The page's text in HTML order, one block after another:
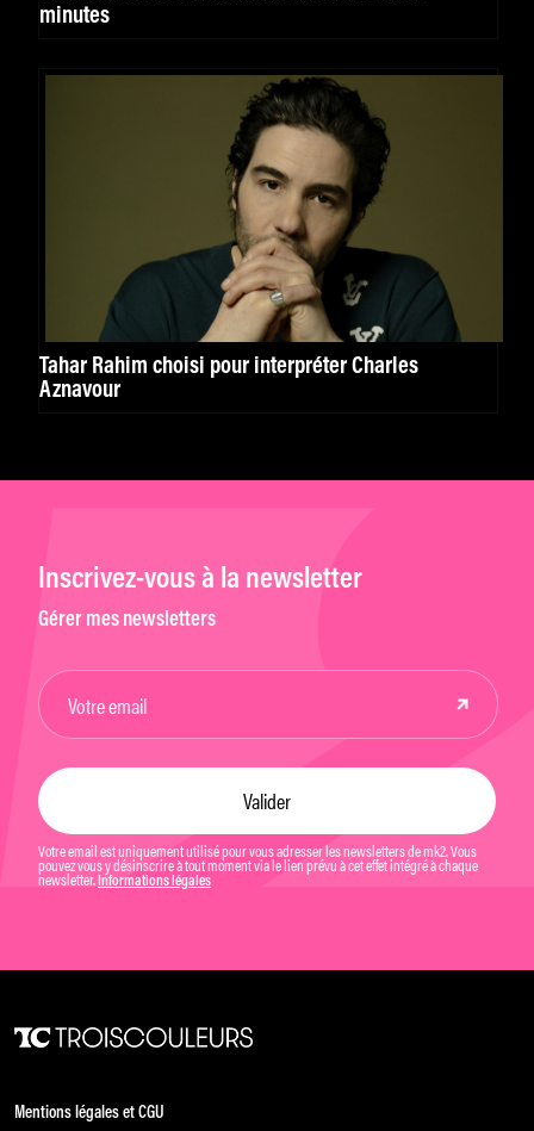
minutes
Tahar Rahim choisi pour interpréter Charles
Aznavour
Inscrivez-vous à la newsletter
Gérer mes newsletters
Votre email est uniquement utilisé pour vous adresser les newsletters de mk2. Vous
pouvez vous y désinscrire à tout moment via le lien prévu à cet effet intégré à chaque
newsletter. Informations légales
Mentions légales et CGU